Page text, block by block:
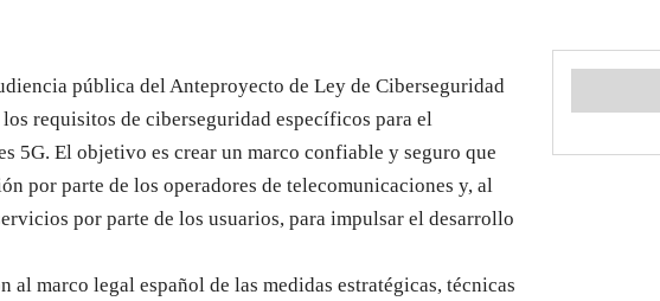
pública del Anteproyecto de Ley de Ciberseguridad
requisitos de ciberseguridad específicos para el
5G. El objetivo es crear un marco confiable y seguro que
por parte de los operadores de telecomunicaciones y, al
por parte de los usuarios, para impulsar el desarrollo
marco legal español de las medidas estratégicas, técnicas